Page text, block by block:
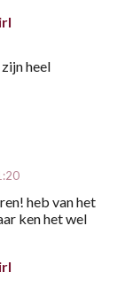
heel
heb van het
ken het wel